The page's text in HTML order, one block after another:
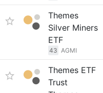
Themes
Silver Miners
ETF
43 AGMI
Themes ETF
Trust